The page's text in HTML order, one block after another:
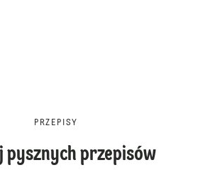
PRZEPISY
pysznych przepisów